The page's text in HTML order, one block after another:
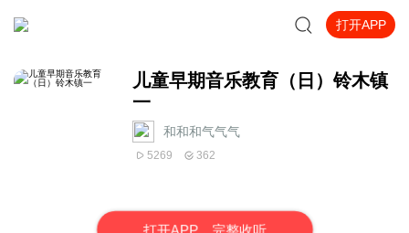
打开APP
儿童早期音乐教育（日）铃木镇
一
和和和气气气
5269 362
打开APP，完整收听